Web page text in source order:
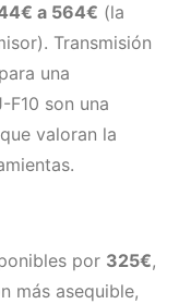
a 564€ (la
Transmisión
una
son una
valoran la
por 325€,
más asequible,